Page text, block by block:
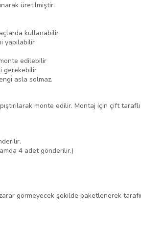
üretilmiştir.
kullanabilir
yapılabilir
edilebilir
gerekebilir
asla solmaz.
monte edilir. Montaj için çift
4 adet gönderilir.)
görmeyecek şekilde paketlenerek